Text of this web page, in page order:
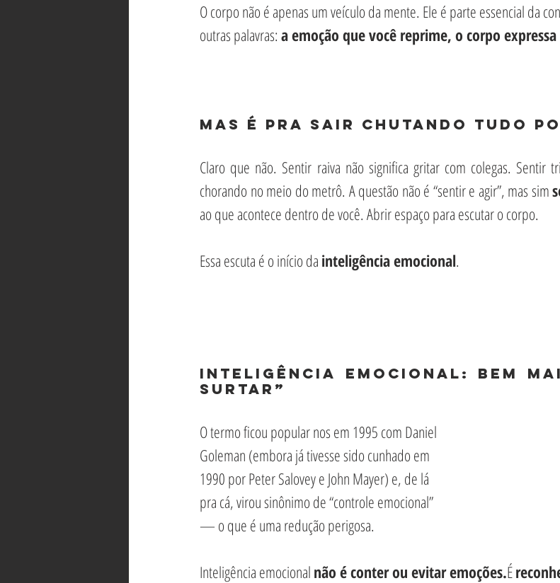
O corpo não é apenas um veículo da mente. Ele é parte essencial da
outras palavras: a emoção que você reprime, o corpo
Mas é pra sair chutando tudo
Claro que não. Sentir raiva não significa gritar com colegas. Sentir
chorando no meio do metrô. A questão não é “sentir e agir”, mas sim
ao que acontece dentro de você. Abrir espaço para escutar o corpo.
Essa escuta é o início da inteligência emocional.
Inteligência emocional: bem
surtar”
O termo ficou popular nos em 1995 com Daniel
Goleman (embora já tivesse sido cunhado em
1990 por Peter Salovey e John Mayer) e, de lá
pra cá, virou sinônimo de “controle emocional”
— o que é uma redução perigosa.
Inteligência emocional não é conter ou evitar emoções.É